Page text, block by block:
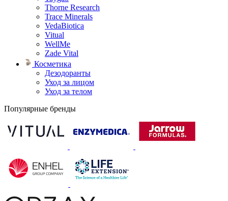
Thorne Research
Trace Minerals
VedaBiotica
Vitual
WellMe
Zade Vital
Косметика
Дезодоранты
Уход за лицом
Уход за телом
Популярные бренды